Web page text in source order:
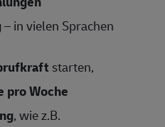
– in vielen Sprachen
starten,
pro Woche
, wie z.B.